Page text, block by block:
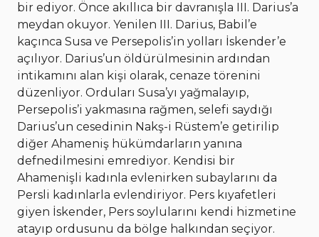
bir ediyor. Önce akıllıca bir davranışla III. Darius’a
meydan okuyor. Yenilen III. Darius, Babil’e
kaçınca Susa ve Persepolis’in yolları İskender’e
açılıyor. Darius’un öldürülmesinin ardından
intikamını alan kişi olarak, cenaze törenini
düzenliyor. Orduları Susa’yı yağmalayıp,
Persepolis’i yakmasına rağmen, selefi saydığı
Darius’un cesedinin Nakş-i Rüstem’e getirilip
diğer Ahameniş hükümdarların yanına
defnedilmesini emrediyor. Kendisi bir
Ahamenişli kadınla evlenirken subaylarını da
Persli kadınlarla evlendiriyor. Pers kıyafetleri
giyen İskender, Pers soylularını kendi hizmetine
atayıp ordusunu da bölge halkından seçiyor.